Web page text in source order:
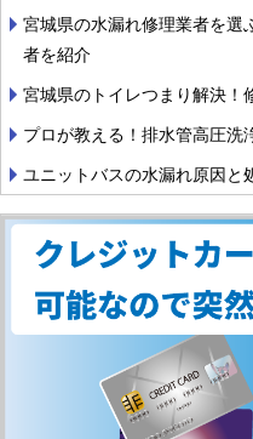
宮城県の水漏れ修理業者を選
者を紹介
宮城県のトイレつまり解決！
プロが教える！排水管高圧洗
ユニットバスの水漏れ原因と